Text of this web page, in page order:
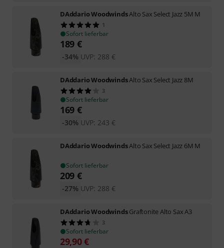
DAddario WoodwindsAlto Sax Select Jazz 5M M
1
Sofort lieferbar
189 €
UVP: 288 €
-34%
DAddario WoodwindsAlto Sax Select Jazz 8M
3
Sofort lieferbar
169 €
UVP: 243 €
-30%
DAddario WoodwindsAlto Sax Select Jazz 6M M
Sofort lieferbar
209 €
UVP: 288 €
-27%
DAddario WoodwindsGraftonite Alto Sax A3
3
Sofort lieferbar
29,90€